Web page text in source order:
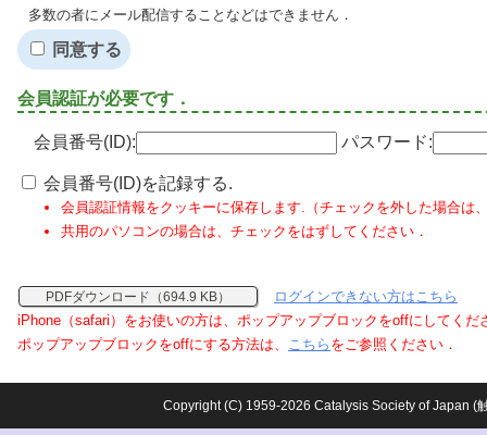
多数の者にメール配信することなどはできません．
同意する
会員認証が必要です．
会員番号(ID): パスワード:
会員番号(ID)を記録する.
会員認証情報をクッキーに保存します.（チェックを外した場合は
共用のパソコンの場合は、チェックをはずしてください．
PDFダウンロード（694.9 KB）
ログインできない方はこちら
iPhone（safari）をお使いの方は、ポップアップブロックをoffにしてくだ
ポップアップブロックをoffにする方法は、 こちら をご参照ください．
Copyright (C) 1959-2026 Catalysis Society of Japan (